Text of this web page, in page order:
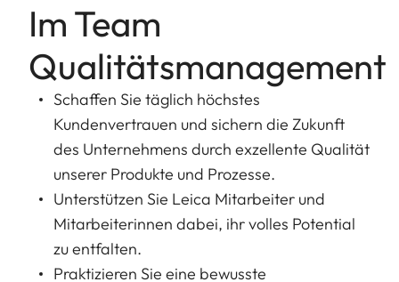
Im Team
Qualitätsmanagement
Schaffen Sie täglich höchstes
Kundenvertrauen und sichern die Zukunft
des Unternehmens durch exzellente Qualität
unserer Produkte und Prozesse.
Unterstützen Sie Leica Mitarbeiter und
Mitarbeiterinnen dabei, ihr volles Potential
zu entfalten.
Praktizieren Sie eine bewusste